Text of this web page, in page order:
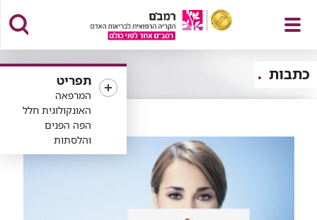
פתח
תפריט
תפריט
המרפאה
האונקולוגית חלל
הפה הפנים
והלסתות
כתבות